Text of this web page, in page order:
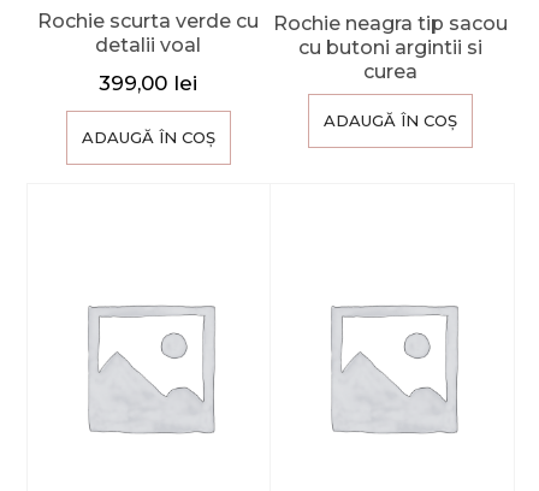
Rochie scurta verde cu
detalii voal
399,00 lei
ADAUGĂ ÎN COȘ
Rochie neagra tip sacou
cu butoni argintii si
curea
ADAUGĂ ÎN COȘ